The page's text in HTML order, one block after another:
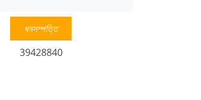
ধনসম্পত্তি
39428840